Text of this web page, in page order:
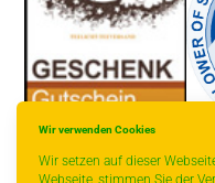
Wir verwenden Cookies
Wir setzen auf dieser
Webseite, stimmen Sie der